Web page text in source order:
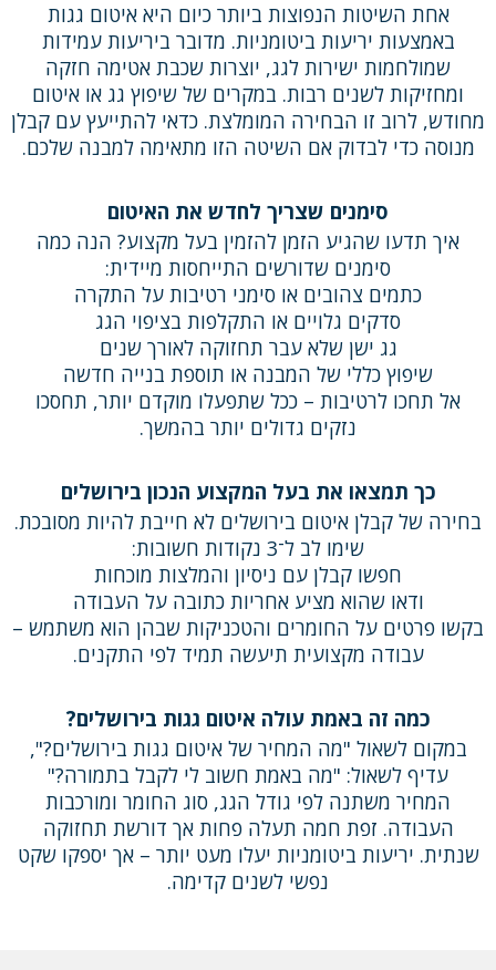
אחת השיטות הנפוצות ביותר כיום היא איטום גגות
באמצעות יריעות ביטומניות. מדובר ביריעות עמידות
שמולחמות ישירות לגג, יוצרות שכבת אטימה חזקה
ומחזיקות לשנים רבות. במקרים של שיפוץ גג או איטום
מחודש, לרוב זו הבחירה המומלצת. כדאי להתייעץ עם קבלן
מנוסה כדי לבדוק אם השיטה הזו מתאימה למבנה שלכם.
סימנים שצריך לחדש את האיטום
איך תדעו שהגיע הזמן להזמין בעל מקצוע? הנה כמה
סימנים שדורשים התייחסות מיידית:
כתמים צהובים או סימני רטיבות על התקרה
סדקים גלויים או התקלפות בציפוי הגג
גג ישן שלא עבר תחזוקה לאורך שנים
שיפוץ כללי של המבנה או תוספת בנייה חדשה
אל תחכו לרטיבות – ככל שתפעלו מוקדם יותר, תחסכו
נזקים גדולים יותר בהמשך.
כך תמצאו את בעל המקצוע הנכון בירושלים
בחירה של קבלן איטום בירושלים לא חייבת להיות מסובכת.
שימו לב ל־3 נקודות חשובות:
חפשו קבלן עם ניסיון והמלצות מוכחות
ודאו שהוא מציע אחריות כתובה על העבודה
בקשו פרטים על החומרים והטכניקות שבהן הוא משתמש –
עבודה מקצועית תיעשה תמיד לפי התקנים.
כמה זה באמת עולה איטום גגות בירושלים?
במקום לשאול "מה המחיר של איטום גגות בירושלים?",
עדיף לשאול: "מה באמת חשוב לי לקבל בתמורה?"
המחיר משתנה לפי גודל הגג, סוג החומר ומורכבות
העבודה. זפת חמה תעלה פחות אך דורשת תחזוקה
שנתית. יריעות ביטומניות יעלו מעט יותר – אך יספקו שקט
נפשי לשנים קדימה.